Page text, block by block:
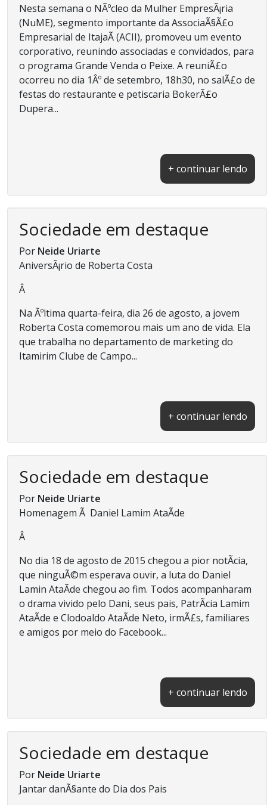
Nesta semana o NÃºcleo da Mulher EmpresÃ¡ria
(NuME), segmento importante da AssociaÃ§Ã£o
Empresarial de ItajaÃ­ (ACII), promoveu um evento
corporativo, reunindo associadas e convidados, para
o programa Grande Venda o Peixe. A reuniÃ£o
ocorreu no dia 1Âº de setembro, 18h30, no salÃ£o de
festas do restaurante e petiscaria BokerÃ£o
Dupera...
+ continuar lendo
Sociedade em destaque
Por Neide Uriarte
AniversÃ¡rio de Roberta Costa
Â
Na Ãºltima quarta-feira, dia 26 de agosto, a jovem
Roberta Costa comemorou mais um ano de vida. Ela
que trabalha no departamento de marketing do
Itamirim Clube de Campo...
+ continuar lendo
Sociedade em destaque
Por Neide Uriarte
Homenagem Ã Daniel Lamim AtaÃ­de
Â
No dia 18 de agosto de 2015 chegou a pior notÃ­cia,
que ninguÃ©m esperava ouvir, a luta do Daniel
Lamin AtaÃ­de chegou ao fim. Todos acompanharam
o drama vivido pelo Dani, seus pais, PatrÃ­cia Lamim
AtaÃ­de e Clodoaldo AtaÃ­de Neto, irmÃ£s, familiares
e amigos por meio do Facebook...
+ continuar lendo
Sociedade em destaque
Por Neide Uriarte
Jantar danÃ§ante do Dia dos Pais